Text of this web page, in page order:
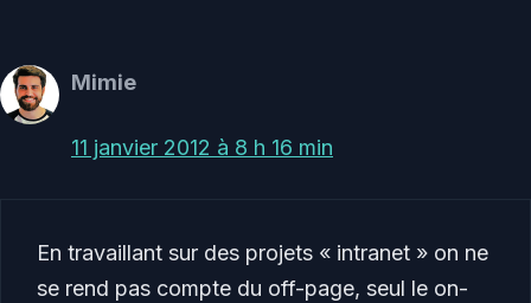
Mimie
11 janvier 2012 à 8 h 16 min
En travaillant sur des projets « intranet » on ne
se rend pas compte du off-page, seul le on-